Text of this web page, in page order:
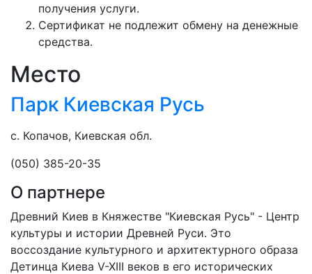
получения услуги.
Сертификат не подлежит обмену на денежные
средства.
Место
Парк Киевская Русь
с. Копачов, Киевская обл.
(050) 385-20-35
О партнере
Древний Киев в Княжестве "Киевская Русь" - Центр
культуры и истории Древней Руси. Это
воссоздание культурного и архитектурного образа
Детинца Киева V-XIII веков в его исторических